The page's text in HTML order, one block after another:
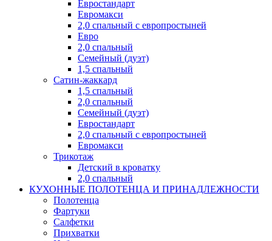
Евростандарт
Евромакси
2,0 спальный с европростыней
Евро
2,0 спальный
Семейный (дуэт)
1,5 спальный
Сатин-жаккард
1,5 спальный
2,0 спальный
Семейный (дуэт)
Евростандарт
2,0 спальный с европростыней
Евромакси
Трикотаж
Детский в кроватку
2,0 спальный
КУХОННЫЕ ПОЛОТЕНЦА И ПРИНАДЛЕЖНОСТИ
Полотенца
Фартуки
Салфетки
Прихватки